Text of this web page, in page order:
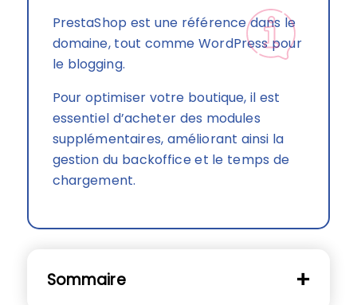
PrestaShop est une référence dans le
domaine, tout comme WordPress pour
le blogging.
Pour optimiser votre boutique, il est
essentiel d’acheter des modules
supplémentaires, améliorant ainsi la
gestion du backoffice et le temps de
chargement.
Sommaire